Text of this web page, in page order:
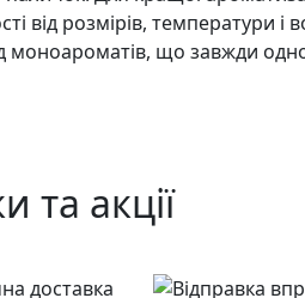
від розмірів, температури і
моноароматів, що завжди
та акції